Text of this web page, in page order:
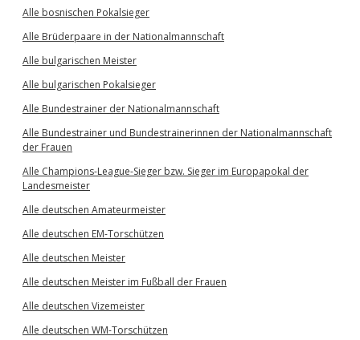
Alle bosnischen Pokalsieger
Alle Brüderpaare in der Nationalmannschaft
Alle bulgarischen Meister
Alle bulgarischen Pokalsieger
Alle Bundestrainer der Nationalmannschaft
Alle Bundestrainer und Bundestrainerinnen der Nationalmannschaft
der Frauen
Alle Champions-League-Sieger bzw. Sieger im Europapokal der
Landesmeister
Alle deutschen Amateurmeister
Alle deutschen EM-Torschützen
Alle deutschen Meister
Alle deutschen Meister im Fußball der Frauen
Alle deutschen Vizemeister
Alle deutschen WM-Torschützen